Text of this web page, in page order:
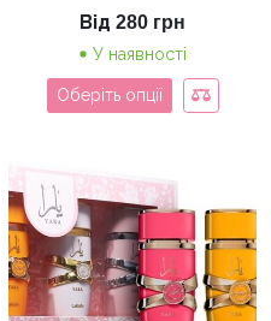
Від 280 грн
У наявності
Оберіть опції